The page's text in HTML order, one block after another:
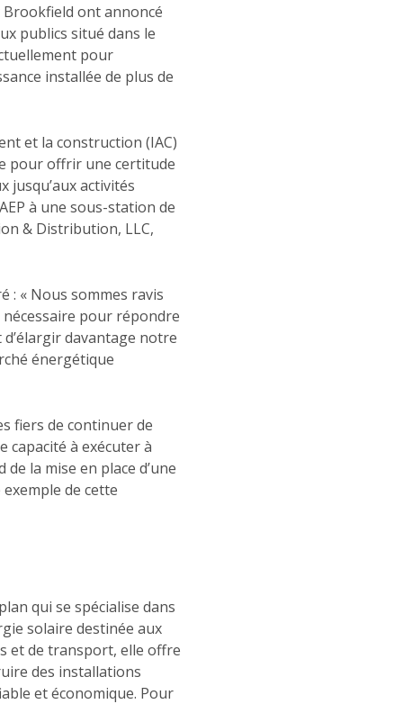
Brookfield ont annoncé
publics situé dans le
pour
installée de plus de
et la construction (IAC)
pour offrir une certitude
jusqu’aux activités
à une sous-station de
& Distribution, LLC,
: « Nous sommes ravis
pour répondre
davantage notre
énergétique
fiers de continuer de
à exécuter à
la mise en place d’une
de cette
qui se spécialise dans
solaire destinée aux
et de transport, elle offre
des installations
et économique. Pour